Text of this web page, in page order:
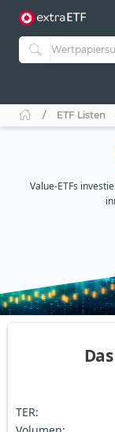
ETF-Guide 2.0
Guide Aktive
ETF-ETF Listen
Value-ETFs
TER: